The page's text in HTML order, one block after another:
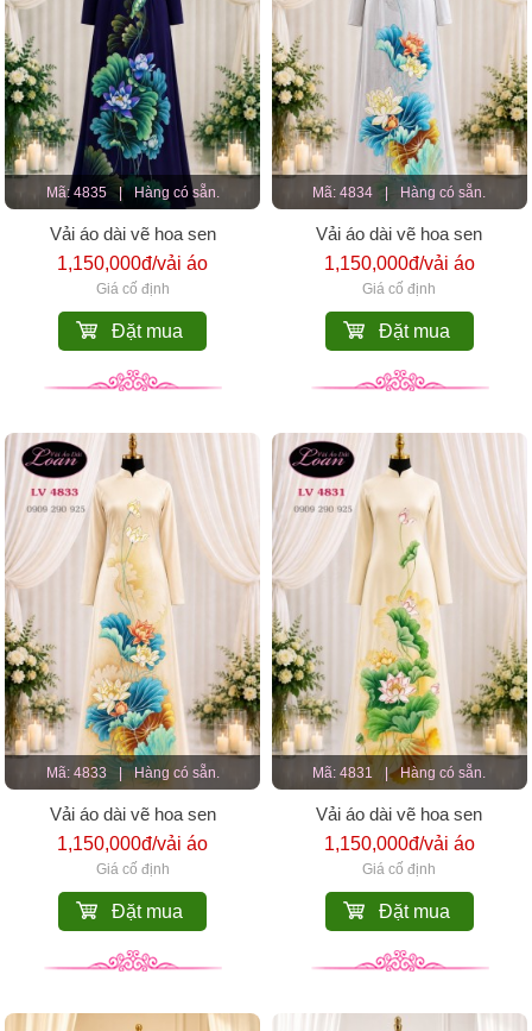
Mã: 4835 | Hàng có sẵn.
Vải áo dài vẽ hoa sen
1,150,000đ/vải áo
Giá cố định
Đặt mua
Mã: 4834 Hàng có sẵn.
Vải áo dài vẽ hoa sen
1,150,000đ/vải áo
Giá cố định
Đặt mua
Mã: 4833 Hàng có sẵn.
Vải áo dài vẽ hoa sen
1,150,000đ/vải áo
Giá cố định
Đặt mua
Mã: 4831 Hàng có sẵn.
Vải áo dài vẽ hoa sen
1,150,000đ/vải áo
Giá cố định
Đặt mua